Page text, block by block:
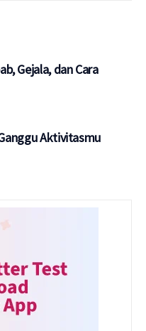
Gejala, dan Cara
Aktivitasmu